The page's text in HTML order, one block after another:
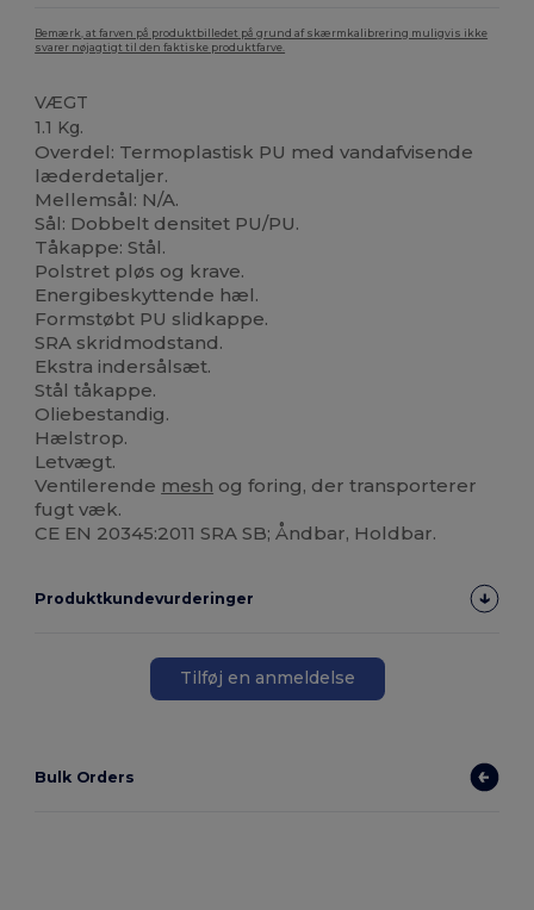
Bemærk, at farven på produktbilledet på grund af skærmkalibrering muligvis ikke
svarer nøjagtigt til den faktiske produktfarve.
VÆGT
1.1 Kg.
Overdel: Termoplastisk PU med vandafvisende
læderdetaljer.
Mellemsål: N/A.
Sål: Dobbelt densitet PU/PU.
Tåkappe: Stål.
Polstret pløs og krave.
Energibeskyttende hæl.
Formstøbt PU slidkappe.
SRA skridmodstand.
Ekstra indersålsæt.
Stål tåkappe.
Oliebestandig.
Hælstrop.
Letvægt.
Ventilerende mesh og foring, der transporterer
fugt væk.
CE EN 20345:2011 SRA SB; Åndbar, Holdbar.
Produktkundevurderinger
Tilføj en anmeldelse
Bulk Orders